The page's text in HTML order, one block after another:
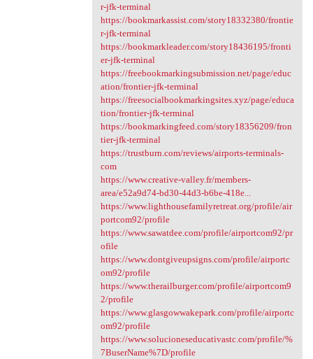
r-jfk-terminal
https://bookmarkassist.com/story18332380/frontie
r-jfk-terminal
https://bookmarkleader.com/story18436195/fronti
er-jfk-terminal
https://freebookmarkingsubmission.net/page/educ
ation/frontier-jfk-terminal
https://freesocialbookmarkingsites.xyz/page/educa
tion/frontier-jfk-terminal
https://bookmarkingfeed.com/story18356209/fron
tier-jfk-terminal
https://trustburn.com/reviews/airports-terminals-
com
https://www.creative-valley.fr/members-
area/e52a9d74-bd30-44d3-b6be-418e...
https://www.lighthousefamilyretreat.org/profile/air
portcom92/profile
https://www.sawatdee.com/profile/airportcom92/pr
ofile
https://www.dontgiveupsigns.com/profile/airportc
om92/profile
https://www.therailburger.com/profile/airportcom9
2/profile
https://www.glasgowwakepark.com/profile/airportc
om92/profile
https://www.solucioneseducativastc.com/profile/%
7BuserName%7D/profile